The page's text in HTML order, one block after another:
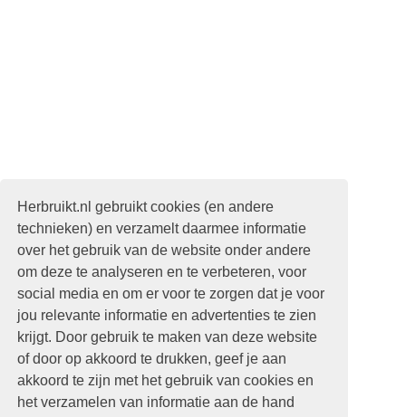
Herbruikt.nl gebruikt cookies (en andere
technieken) en verzamelt daarmee informatie
over het gebruik van de website onder andere
om deze te analyseren en te verbeteren, voor
social media en om er voor te zorgen dat je voor
jou relevante informatie en advertenties te zien
krijgt. Door gebruik te maken van deze website
of door op akkoord te drukken, geef je aan
akkoord te zijn met het gebruik van cookies en
het verzamelen van informatie aan de hand